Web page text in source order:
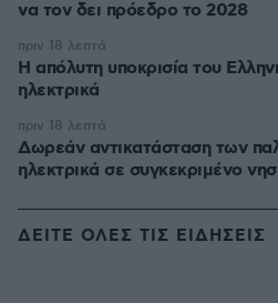
να τον δει πρόεδρο το 2028
Η απόλυτη υποκρισία του
ηλεκτρικά
πριν 18 λεπτά
Δωρεάν αντικατάσταση των
ηλεκτρικά σε συγκεκριμένο
πριν 18 λεπτά
ΔΕΙΤΕ ΟΛΕΣ ΤΙΣ ΕΙΔΗΣΕΙΣ